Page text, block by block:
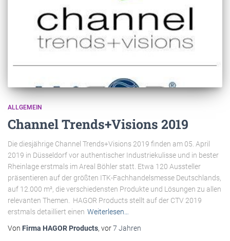
ALLGEMEIN
Channel Trends+Visions 2019
Die diesjährige Channel Trends+Visions 2019 finden am 05. April
2019 in Düsseldorf vor authentischer Industriekulisse und in bester
Rheinlage erstmals im Areal Böhler statt. Etwa 120 Aussteller
präsentieren auf der größten ITK-Fachhandelsmesse Deutschlands,
auf 12.000 m², die verschiedensten Produkte und Lösungen zu allen
relevanten Themen. HAGOR Products stellt auf der CTV 2019
erstmals detailliert einen Weiterlesen…
Von Firma HAGOR Products, vor7 Jahren